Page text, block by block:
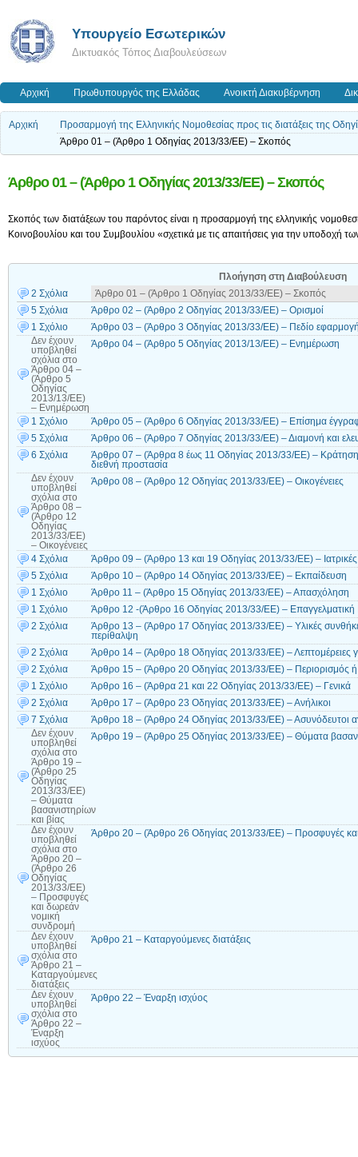
Υπουργείο Εσωτερικών
Δικτυακός Τόπος Διαβουλεύσεων
Αρχική Πρωθυπουργός της Ελλάδας Ανοικτή Διακυβέρνηση
Αρχική
Προσαρμογή της Ελληνικής Νομοθεσίας προς τις διατάξεις της
Άρθρο 01 – (Άρθρο 1 Οδηγίας 2013/33/ΕΕ) – Σκοπός
Άρθρο 01 – (Άρθρο 1 Οδηγίας 2013/33/ΕΕ) – Σκοπός
Σκοπός των διατάξεων του παρόντος είναι η προσαρμογή της ελληνικής
Κοινοβουλίου και του Συμβουλίου «σχετικά με τις απαιτήσεις για την υποδοχή
Πλοήγηση στη Διαβούλευση
2 Σχόλια
Άρθρο 01 – (Άρθρο 1 Οδηγίας 2013/33/ΕΕ) – Σκοπός
5 Σχόλια
Άρθρο 02 – (Άρθρο 2 Οδηγίας 2013/33/ΕΕ) – Ορισμοί
1 Σχόλιο
Άρθρο 03 – (Άρθρο 3 Οδηγίας 2013/33/ΕΕ) – Πεδίο
Δεν έχουν
υποβληθεί
σχόλια στο
Άρθρο 04 –
(Άρθρο 5
Οδηγίας
2013/13/ΕΕ)
– Ενημέρωση
Άρθρο 04 – (Άρθρο 5 Οδηγίας 2013/13/ΕΕ) – Ενημέρωση
1 Σχόλιο
Άρθρο 05 – (Άρθρο 6 Οδηγίας 2013/33/ΕΕ) – Επίσημα
5 Σχόλια
Άρθρο 06 – (Άρθρο 7 Οδηγίας 2013/33/ΕΕ) – Διαμονή και
6 Σχόλια
Άρθρο 07 – (Άρθρα 8 έως 11 Οδηγίας 2013/33/ΕE) – Κράτηση
διεθνή προστασία
Δεν έχουν
υποβληθεί
σχόλια στο
Άρθρο 08 –
(Άρθρο 12
Οδηγίας
2013/33/ΕE)
– Οικογένειες
Άρθρο 08 – (Άρθρο 12 Οδηγίας 2013/33/ΕE) – Οικογένειες
4 Σχόλια
Άρθρο 09 – (Άρθρο 13 και 19 Οδηγίας 2013/33/ΕΕ) – Ιατρικές
5 Σχόλια
Άρθρο 10 – (Άρθρο 14 Οδηγίας 2013/33/ΕΕ) – Εκπαίδευση
1 Σχόλιο
Άρθρο 11 – (Άρθρο 15 Οδηγίας 2013/33/ΕΕ) – Απασχόληση
1 Σχόλιο
Άρθρο 12 -(Άρθρο 16 Οδηγίας 2013/33/ΕΕ) – Επαγγελματική
2 Σχόλια
Άρθρο 13 – (Άρθρο 17 Οδηγίας 2013/33/ΕΕ) – Υλικές
περίθαλψη
2 Σχόλια
Άρθρο 14 – (Άρθρο 18 Οδηγίας 2013/33/ΕΕ) – Λεπτομέρειες
2 Σχόλια
Άρθρο 15 – (Άρθρο 20 Οδηγίας 2013/33/ΕΕ) – Περιορισμός
1 Σχόλιο
Άρθρο 16 – (Άρθρα 21 και 22 Οδηγίας 2013/33/ΕΕ) – Γενικά
2 Σχόλια
Άρθρο 17 – (Άρθρο 23 Οδηγίας 2013/33/ΕΕ) – Ανήλικοι
7 Σχόλια
Άρθρο 18 – (Άρθρο 24 Οδηγίας 2013/33/ΕΕ) – Ασυνόδευτοι
Δεν έχουν
υποβληθεί
σχόλια στο
Άρθρο 19 –
(Άρθρο 25
Οδηγίας
2013/33/ΕΕ)
– Θύματα
βασανιστηρίων
και βίας
Άρθρο 19 – (Άρθρο 25 Οδηγίας 2013/33/ΕΕ) – Θύματα
Δεν έχουν
υποβληθεί
σχόλια στο
Άρθρο 20 –
(Άρθρο 26
Οδηγίας
2013/33/ΕΕ)
– Προσφυγές
και δωρεάν
νομική
συνδρομή
Άρθρο 20 – (Άρθρο 26 Οδηγίας 2013/33/ΕΕ) – Προσφυγές
Δεν έχουν
υποβληθεί
σχόλια στο
Άρθρο 21 –
Καταργούμενες
διατάξεις
Άρθρο 21 – Καταργούμενες διατάξεις
Δεν έχουν
υποβληθεί
σχόλια στο
Άρθρο 22 –
Έναρξη
ισχύος
Άρθρο 22 – Έναρξη ισχύος